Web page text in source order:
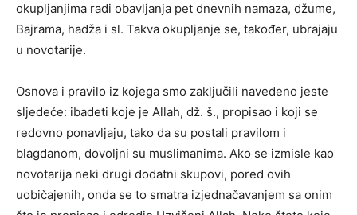
okupljanjima radi obavljanja pet dnevnih namaza, džume,
Bajrama, hadža i sl. Takva okupljanje se, također, ubrajaju
u novotarije.
Osnova i pravilo iz kojega smo zaključili navedeno jeste
sljedeće: ibadeti koje je Allah, dž. š., propisao i koji se
redovno ponavljaju, tako da su postali pravilom i
blagdanom, dovoljni su muslimanima. Ako se izmisle kao
novotarija neki drugi dodatni skupovi, pored ovih
uobičajenih, onda se to smatra izjednačavanjem sa onim